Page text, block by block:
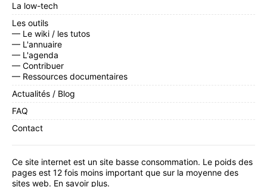
La low-tech
Les outils
— Le wiki / les tutos
— L'annuaire
— L'agenda
— Contribuer
— Ressources documentaires
Actualités / Blog
FAQ
Contact
Ce site internet est un site basse consommation. Le poids des
pages est 12 fois moins important que sur la moyenne des
sites web. En savoir plus.